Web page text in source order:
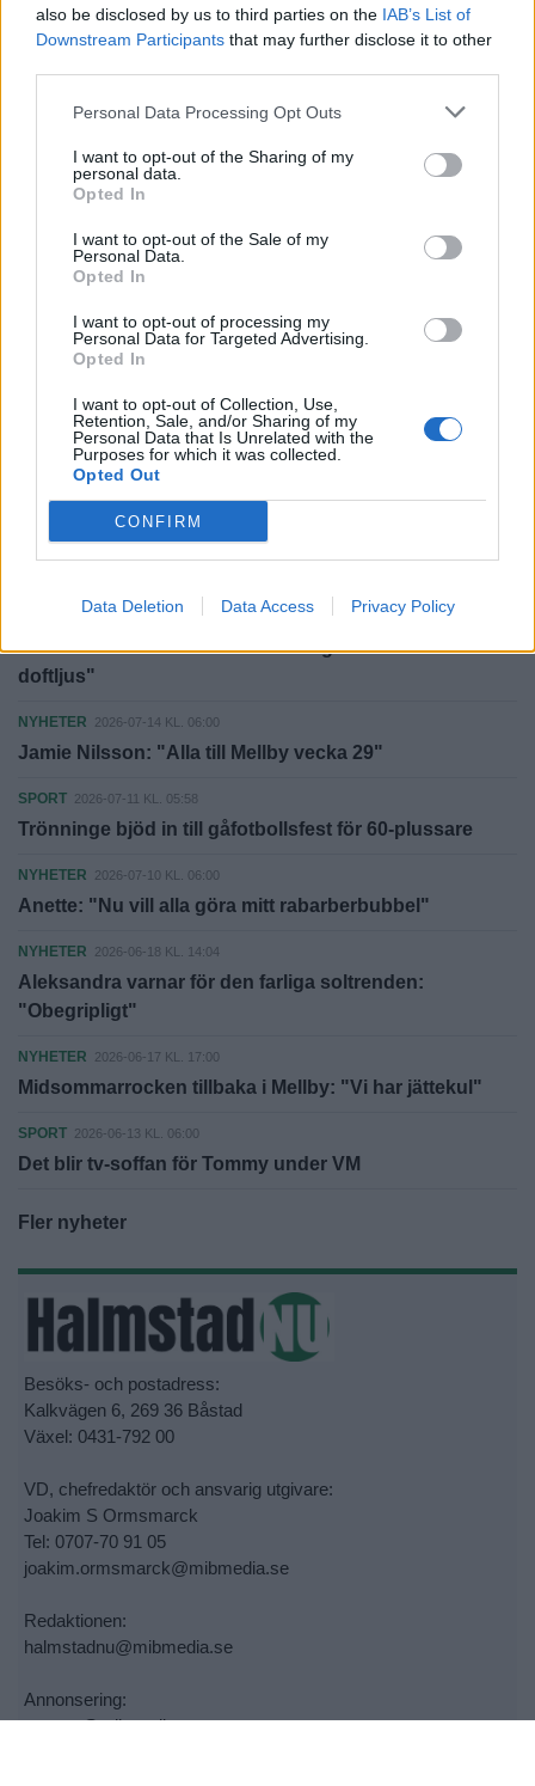
also be disclosed by us to third parties on the IAB’s List of
Downstream Participants that may further disclose it to other
Personal Data Processing Opt Outs
I want to opt-out of the Sharing of my
personal data.
Opted In
I want to opt-out of the Sale of my
Personal Data.
Opted In
I want to opt-out of processing my
Personal Data for Targeted Advertising.
Opted In
I want to opt-out of Collection, Use,
Retention, Sale, and/or Sharing of my
Personal Data that Is Unrelated with the
Purposes for which it was collected.
Opted Out
CONFIRM
Data Deletion Data Access Privacy Policy
SENASTE NYTT
Christoffers uppfinning erövrar världen
HALMSTAD 2026-07-28 KL. 06:00
HALLAND 2026-07-25 KL. 05:58
KRÖNIKOR 2026-07-19 KL. 06:00
Krönika: "Gästerna ska ha med sig toabalar – inte
doftljus"
NYHETER 2026-07-14 KL. 06:00
Jamie Nilsson: "Alla till Mellby vecka 29"
SPORT 2026-07-11 KL. 05:58
Trönninge bjöd in till gåfotbollsfest för 60-plussare
NYHETER 2026-07-10 KL. 06:00
Anette: "Nu vill alla göra mitt rabarberbubbel"
NYHETER 2026-06-18 KL. 14:04
Aleksandra varnar för den farliga soltrenden:
"Obegripligt"
NYHETER 2026-06-17 KL. 17:00
Midsommarrocken tillbaka i Mellby: "Vi har jättekul"
SPORT 2026-06-13 KL. 06:00
Det blir tv-soffan för Tommy under VM
Fler nyheter
Besöks- och postadress:
Kalkvägen 6, 269 36 Båstad
Växel: 0431-792 00
VD, chefredaktör och ansvarig utgivare:
Joakim S Ormsmarck
Tel: 0707-70 91 05
joakim.ormsmarck@mibmedia.se
Redaktionen:
halmstadnu@mibmedia.se
Annonsering:
annons@mibmedia.se